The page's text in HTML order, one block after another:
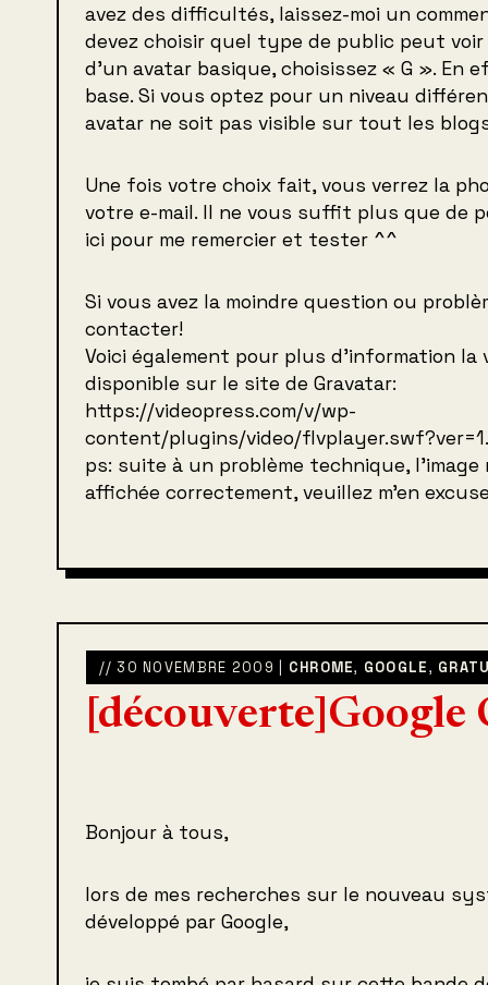
avez des difficultés, laissez-moi un
devez choisir quel type de public peut voir
d’un avatar basique, choisissez « G ». En
base. Si vous optez pour un niveau
avatar ne soit pas visible sur tout les
Une fois votre choix fait, vous verrez la
votre e-mail. Il ne vous suffit plus que de
ici pour me remercier et tester ^^
Si vous avez la moindre question ou
contacter!
Voici également pour plus d’information
disponible sur le site de Gravatar:
https://videopress.com/v/wp-
content/plugins/video/
ps: suite à un problème technique,
affichée correctement, veuillez m’en
// 30 NOVEMBRE 2009 | CHROME, GOOGLE,
[découverte]Google
Bonjour à tous,
lors de mes recherches sur le nouveau
développé par Google,